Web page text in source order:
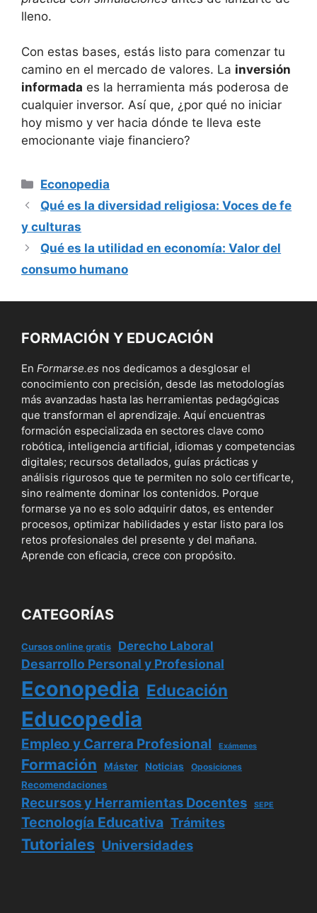
lleno.
Con estas bases, estás listo para comenzar tu
camino en el mercado de valores. La inversión
informada es la herramienta más poderosa de
cualquier inversor. Así que, ¿por qué no iniciar
hoy mismo y ver hacia dónde te lleva este
emocionante viaje financiero?
Categorías
Econopedia
Qué es la diversidad religiosa: Voces de fe
y culturas
Qué es la utilidad en economía: Valor del
consumo humano
FORMACIÓN Y EDUCACIÓN
En Formarse.es nos dedicamos a desglosar el
conocimiento con precisión, desde las metodologías
más avanzadas hasta las herramientas pedagógicas
que transforman el aprendizaje. Aquí encuentras
formación especializada en sectores clave como
robótica, inteligencia artificial, idiomas y competencias
digitales; recursos detallados, guías prácticas y
análisis rigurosos que te permiten no solo certificarte,
sino realmente dominar los contenidos. Porque
formarse ya no es solo adquirir datos, es entender
procesos, optimizar habilidades y estar listo para los
retos profesionales del presente y del mañana.
Aprende con eficacia, crece con propósito.
CATEGORÍAS
Cursos online gratis Derecho Laboral
Desarrollo Personal y Profesional
Econopedia Educación
Educopedia
Empleo y Carrera Profesional Exámenes
Formación Máster Noticias Oposiciones
Recomendaciones
Recursos y Herramientas Docentes SEPE
Tecnología Educativa Trámites
Tutoriales Universidades